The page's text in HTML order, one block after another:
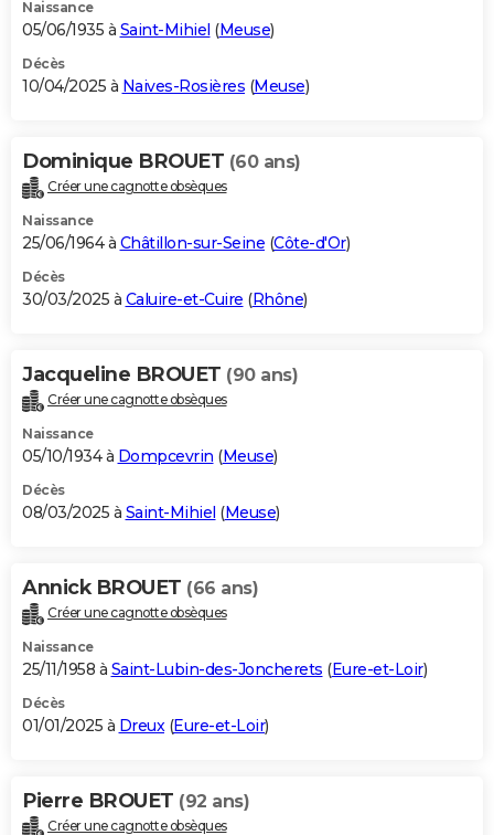
Naissance
05/06/1935 à Saint-Mihiel (Meuse)
Décès
10/04/2025 à Naives-Rosières (Meuse)
Dominique BROUET (60 ans)
Créer une cagnotte obsèques
Naissance
25/06/1964 à Châtillon-sur-Seine (Côte-d'Or)
Décès
30/03/2025 à Caluire-et-Cuire (Rhône)
Jacqueline BROUET (90 ans)
Créer une cagnotte obsèques
Naissance
05/10/1934 à Dompcevrin (Meuse)
Décès
08/03/2025 à Saint-Mihiel (Meuse)
Annick BROUET (66 ans)
Créer une cagnotte obsèques
Naissance
25/11/1958 à Saint-Lubin-des-Joncherets (Eure-et-Loir)
Décès
01/01/2025 à Dreux(Eure-et-Loir)
Pierre BROUET (92 ans)
Créer une cagnotte obsèques